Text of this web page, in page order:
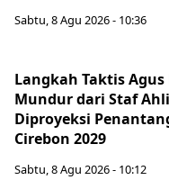
Sabtu, 8 Agu 2026 - 10:36
Langkah Taktis
Mundur dari Staf
Diproyeksi
Cirebon 2029
Sabtu, 8 Agu 2026 - 10:12